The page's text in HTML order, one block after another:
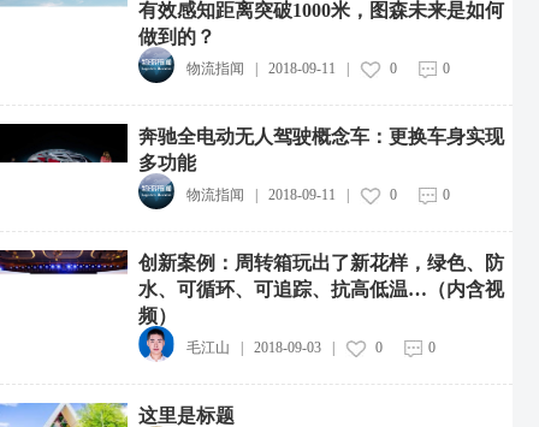
有效感知距离突破1000米，图森未来是如何
做到的？
物流指闻 | 2018-09-11 | 0 0
奔驰全电动无人驾驶概念车：更换车身实现
多功能
物流指闻 | 2018-09-11 | 0 0
创新案例：周转箱玩出了新花样，绿色、防
水、可循环、可追踪、抗高低温…（内含视
频）
毛江山 | 2018-09-03| 0 0
这里是标题